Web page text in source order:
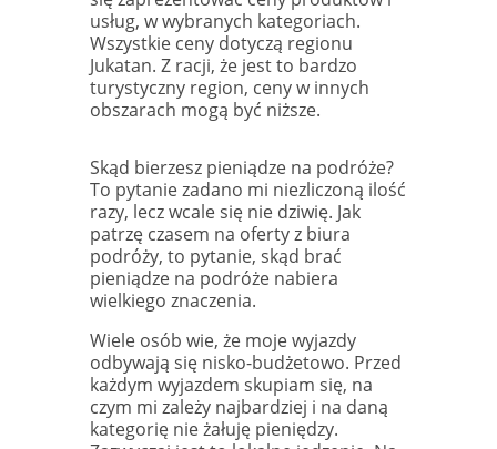
usług, w wybranych kategoriach.
Wszystkie ceny dotyczą regionu
Jukatan. Z racji, że jest to bardzo
turystyczny region, ceny w innych
obszarach mogą być niższe.
Skąd bierzesz pieniądze na podróże?
To pytanie zadano mi niezliczoną ilość
razy, lecz wcale się nie dziwię. Jak
patrzę czasem na oferty z biura
podróży, to pytanie, skąd brać
pieniądze na podróże nabiera
wielkiego znaczenia.
Wiele osób wie, że moje wyjazdy
odbywają się nisko-budżetowo. Przed
każdym wyjazdem skupiam się, na
czym mi zależy najbardziej i na daną
kategorię nie żałuję pieniędzy.